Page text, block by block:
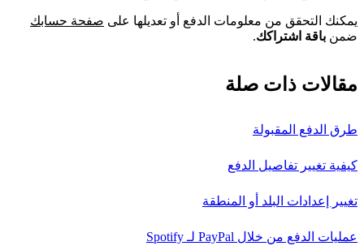
يمكنك التحقق من معلومات الدفع أو تعديلها على صفحة حسابك
ضمن باقة اشتراكك.
مقالات ذات صلة
طرق الدفع المقبولة
كيفية تغيير تفاصيل الدفع
تغيير إعدادات البلد أو المنطقة
عمليات الدفع من خلال PayPal لـ Spotify